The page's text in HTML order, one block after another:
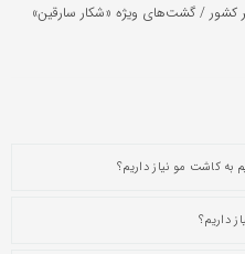
کشور / گشت‌های ویژه «شکار سارقین»
به کاشت مو نیاز داریم؟
داریم؟